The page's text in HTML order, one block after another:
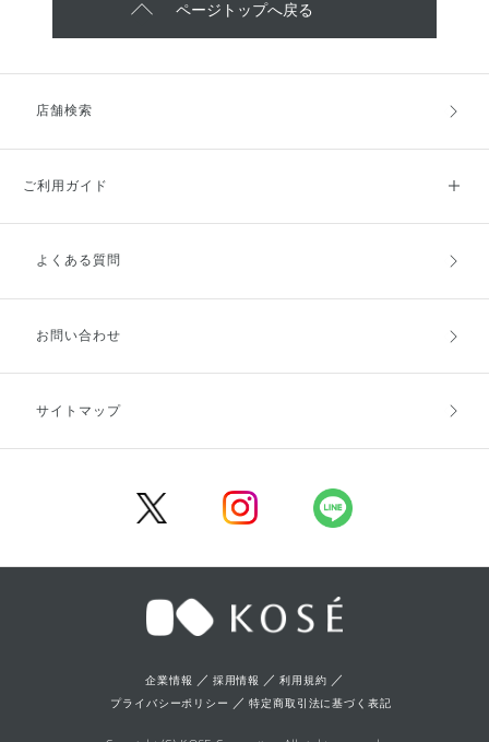
ページトップへ戻る
店舗検索
ご利用ガイド
ご利用ガイドトップ
お支払方法
キャンセル・返品・交換
よくある質問
お問い合わせ
サイトマップ
企業情報 ／ 採用情報 ／利用規約 ／
プライバシーポリシー ／特定商取引法に基づく表記